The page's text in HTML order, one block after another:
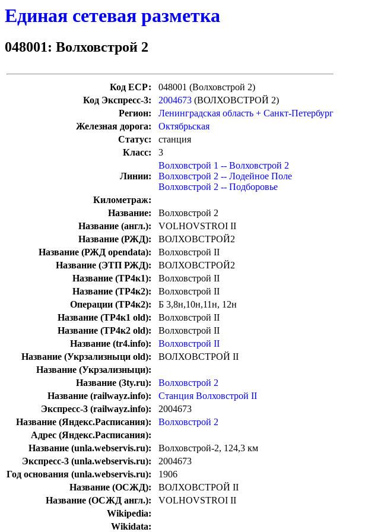
Единая сетевая разметка
048001: Волховстрой 2
Код ЕСР:
048001 (Волховстрой 2)
Код Экспресс-3:
2004673 (ВОЛХОВСТРОЙ 2)
Регион:
Ленинградская область + Санкт-Петербург
Железная дорога:
Октябрьская
Статус:
станция
Класс:
3
Линии:
Волховстрой 1 -- Волховстрой 2
Волховстрой 2 -- Лодейное Поле
Волховстрой 2 -- Подборовье
Километраж:
Название:
Волховстрой 2
Название (англ.):
VOLHOVSTROI II
Название (РЖД):
ВОЛХОВСТРОЙ2
Название (РЖД opendata):
Волховстрой II
Название (ЭТП РЖД):
ВОЛХОВСТРОЙ2
Название (ТР4к1):
Волховстрой II
Название (ТР4к2):
Волховстрой II
Операции (ТР4к2):
Б 3,8н,10н,11н, 12н
Название (ТР4к1 old):
Волховстрой II
Название (ТР4к2 old):
Волховстрой II
Название (tr4.info):
Волховстрой II
Название (Укрзализныци old):
ВОЛХОВСТРОЙ II
Название (Укрзализныци):
Название (3ty.ru):
Волховстрой 2
Название (railwayz.info):
Станция Волховстрой II
Экспресс-3 (railwayz.info):
2004673
Название (Яндекс.Расписания):
Волховстрой 2
Адрес (Яндекс.Расписания):
Название (unla.webservis.ru):
Волховстрой-2, 124,3 км
Экспресс-3 (unla.webservis.ru):
2004673
Год основания (unla.webservis.ru):
1906
Название (ОСЖД):
ВОЛХОВСТРОЙ II
Название (ОСЖД англ.):
VOLHOVSTROI II
Wikipedia:
Wikidata: